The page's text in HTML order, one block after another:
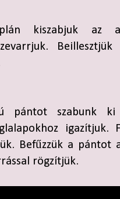
kiszabjuk az
pántot szabunk
igazítjuk.
Befűzzük a pántot
rögzítjük.